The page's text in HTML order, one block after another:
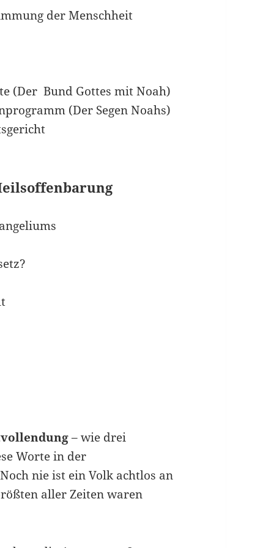
der Menschheit
(Der Bund Gottes mit Noah)
(Der Segen Noahs)
– wie drei
Worte in der
nie ist ein Volk achtlos an
aller Zeiten waren